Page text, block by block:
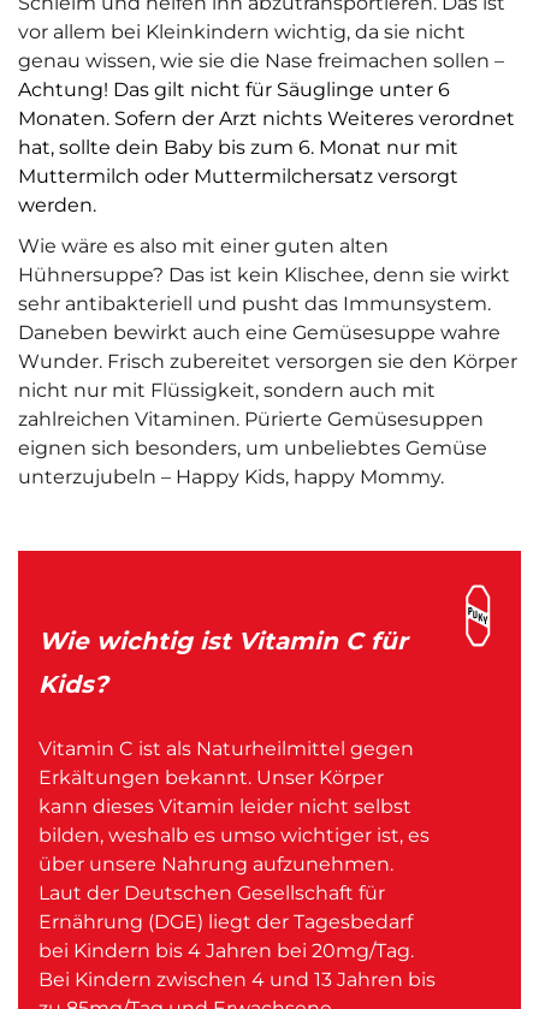
vor allem bei Kleinkindern wichtig, da sie nicht
genau wissen, wie sie die Nase freimachen sollen –
Achtung! Das gilt nicht für Säuglinge unter 6
Monaten. Sofern der Arzt nichts Weiteres verordnet
hat, sollte dein Baby bis zum 6. Monat nur mit
Muttermilch oder Muttermilchersatz versorgt
werden.
Wie wäre es also mit einer guten alten
Hühnersuppe? Das ist kein Klischee, denn sie wirkt
sehr antibakteriell und pusht das Immunsystem.
Daneben bewirkt auch eine Gemüsesuppe wahre
Wunder. Frisch zubereitet versorgen sie den Körper
nicht nur mit Flüssigkeit, sondern auch mit
zahlreichen Vitaminen. Pürierte Gemüsesuppen
eignen sich besonders, um unbeliebtes Gemüse
unterzujubeln – Happy Kids, happy Mommy.
Wie wichtig ist Vitamin C für
Kids?
Vitamin C ist als Naturheilmittel gegen
Erkältungen bekannt. Unser Körper
kann dieses Vitamin leider nicht selbst
bilden, weshalb es umso wichtiger ist, es
über unsere Nahrung aufzunehmen.
Laut der Deutschen Gesellschaft für
Ernährung (DGE) liegt der Tagesbedarf
bei Kindern bis 4 Jahren bei 20mg/Tag.
Bei Kindern zwischen 4 und 13 Jahren bis